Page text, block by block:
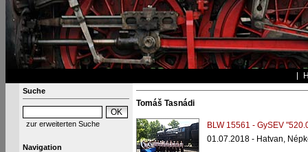
Suche
zur erweiterten Suche
Navigation
Tomáš Tasnádi
BLW 15561 - GySEV
01.07.2018 - Hatvan,